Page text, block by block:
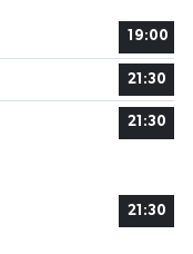
19:00
21:30
21:30
21:30